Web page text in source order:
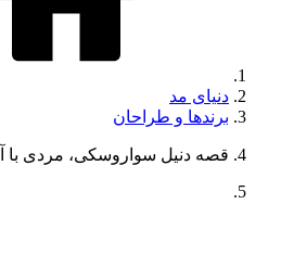
دنیای مد
برندها و طراحان
قصه‌ دنیل سواروسکی، مردی با